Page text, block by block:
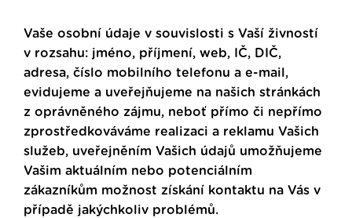
Vaše osobní údaje v souvislosti s Vaší živností
v rozsahu: jméno, příjmení, web, IČ, DIČ,
adresa, číslo mobilního telefonu a e-mail,
evidujeme a uveřejňujeme na našich stránkách
z oprávněného zájmu, neboť přímo či nepřímo
zprostředkováváme realizaci a reklamu Vašich
služeb, uveřejněním Vašich údajů umožňujeme
Vašim aktuálním nebo potenciálním
zákazníkům možnost získání kontaktu na Vás v
případě jakýchkoliv problémů.